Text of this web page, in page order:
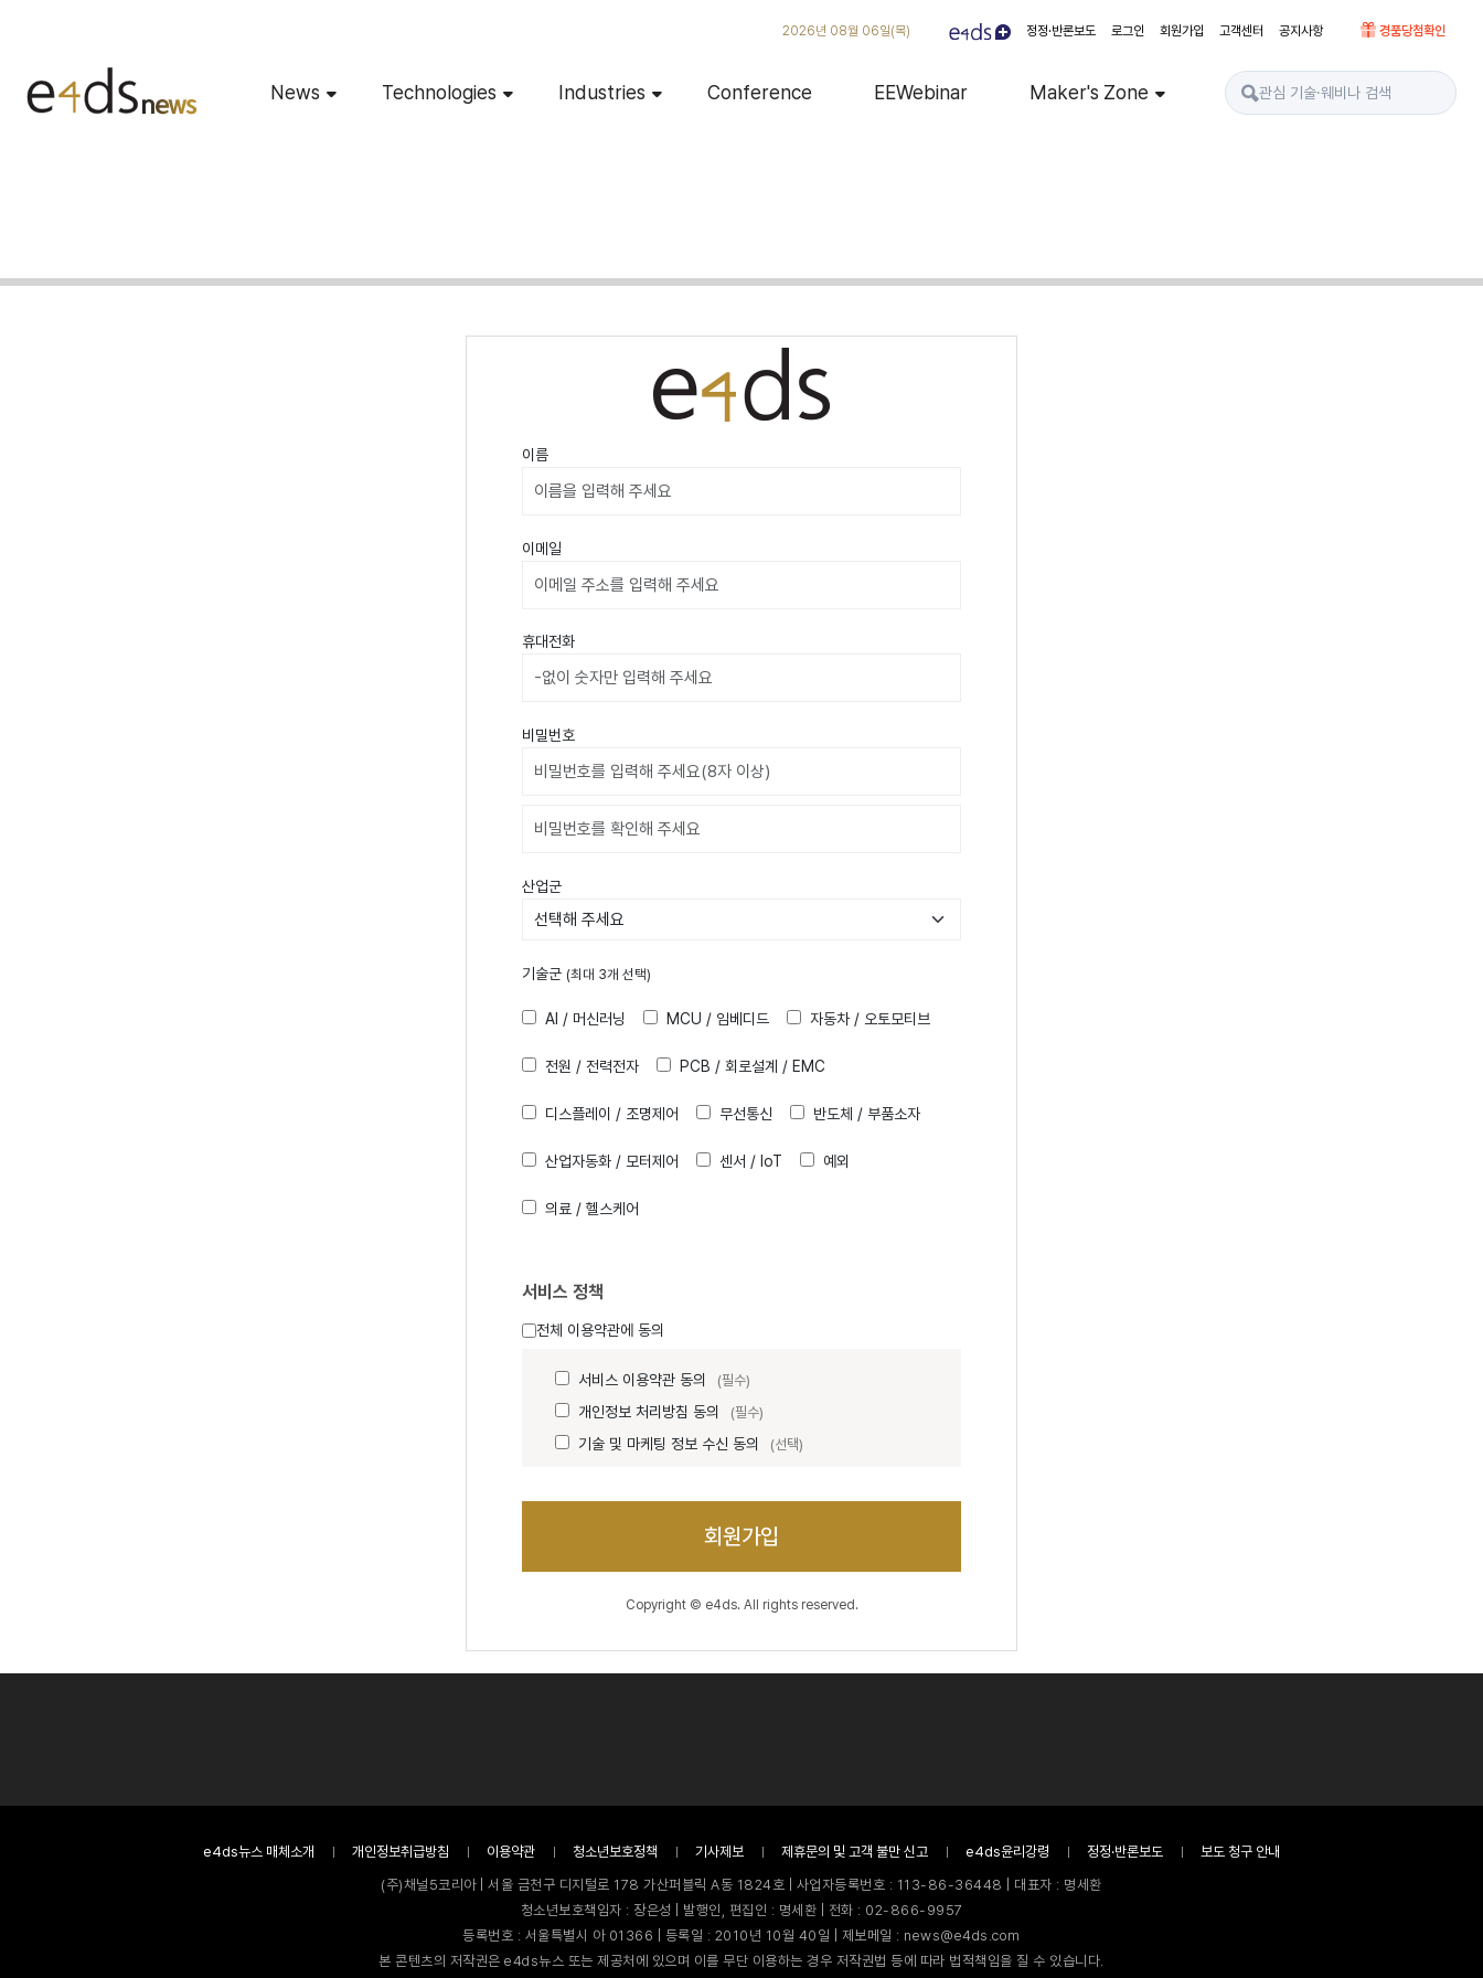
2026년 08월 06일(목) 정정·반론보도 로그인 회원가입 고객센터 공지사항 경품당첨확인
News Technologies Industries Conference EEWebinar Maker's Zone
이름
이메일
휴대전화
비밀번호
비밀번호확인
산업군
기술군 (최대 3개 선택)
AI / 머신러닝 MCU / 임베디드 자동차 / 오토모티브
전원 / 전력전자 PCB / 회로설계 / EMC
디스플레이 / 조명제어 무선통신 반도체 / 부품소자
산업자동화 / 모터제어 센서 / IoT 예외
의료 / 헬스케어
서비스 정책
전체 이용약관에 동의
서비스 이용약관 동의 (필수)
개인정보 처리방침 동의 (필수)
기술 및 마케팅 정보 수신 동의 (선택)
회원가입
Copyright © e4ds. All rights reserved.
e4ds뉴스 매체소개 개인정보취급방침 이용약관 청소년보호정책 기사제보 제휴문의 및 고객 불만 신고 e4ds윤리강령 정정·반론보도
보도 청구 안내
(주)채널5코리아 | 서울 금천구 디지털로 178 가산퍼블릭 A동 1824호 | 사업자등록번호 : 113-86-36448 | 대표자 : 명세환
청소년보호책임자 : 장은성 | 발행인, 편집인 : 명세환 | 전화 : 02-866-9957
등록번호 : 서울특별시 아 01366 | 등록일 : 2010년 10월 40일 | 제보메일 : news@e4ds.com
본 콘텐츠의 저작권은 e4ds뉴스 또는 제공처에 있으며 이를 무단 이용하는 경우 저작권법 등에 따라 법적책임을 질 수 있습니다.